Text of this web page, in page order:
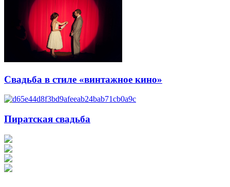
Свадьба в стиле «винтажное кино»
Пиратская свадьба